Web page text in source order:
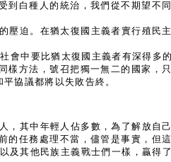
白種人的統治，我們從不期望不
迫。在猶太復國主義者實行殖民
中要比猶太復國主義者有深得多
方法，號召把獨一無二的國家，
協議都將以失敗告終。
，其中年輕人佔多數，為了解放自
任務處理不當，儘管是事實，但
其他民族主義戰士們一樣，贏得